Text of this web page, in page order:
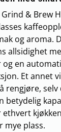
& Brew
og aroma.
allsidighet
en
Et annet
rengjøre,
betydelig
mye plass.